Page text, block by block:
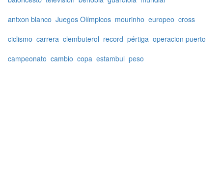
antxon blanco Juegos Olímpicos mourinho europeo cross
ciclismo carrera clembuterol record pértiga operacion puerto
campeonato cambio copa estambul peso